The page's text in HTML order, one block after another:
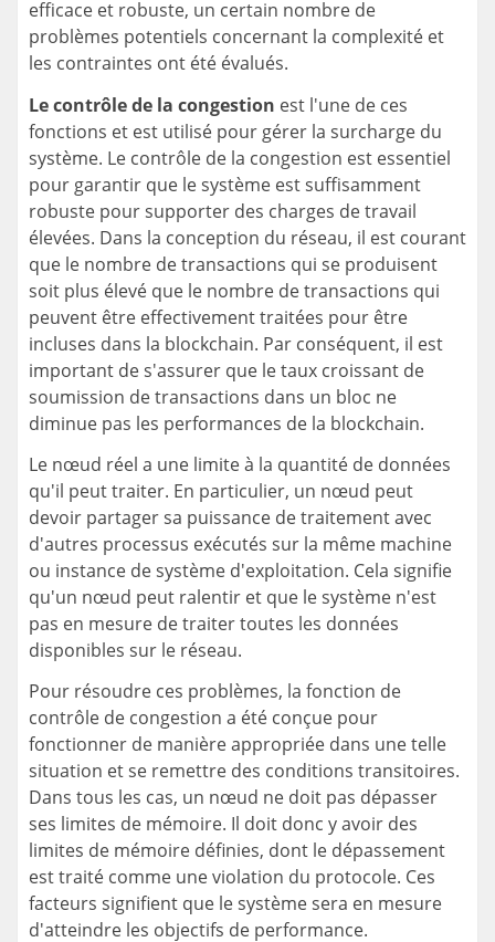
efficace et robuste, un certain nombre de
problèmes potentiels concernant la complexité et
les contraintes ont été évalués.
Le contrôle de la congestion est l'une de ces
fonctions et est utilisé pour gérer la surcharge du
système. Le contrôle de la congestion est essentiel
pour garantir que le système est suffisamment
robuste pour supporter des charges de travail
élevées. Dans la conception du réseau, il est courant
que le nombre de transactions qui se produisent
soit plus élevé que le nombre de transactions qui
peuvent être effectivement traitées pour être
incluses dans la blockchain. Par conséquent, il est
important de s'assurer que le taux croissant de
soumission de transactions dans un bloc ne
diminue pas les performances de la blockchain.
Le nœud réel a une limite à la quantité de données
qu'il peut traiter. En particulier, un nœud peut
devoir partager sa puissance de traitement avec
d'autres processus exécutés sur la même machine
ou instance de système d'exploitation. Cela signifie
qu'un nœud peut ralentir et que le système n'est
pas en mesure de traiter toutes les données
disponibles sur le réseau.
Pour résoudre ces problèmes, la fonction de
contrôle de congestion a été conçue pour
fonctionner de manière appropriée dans une telle
situation et se remettre des conditions transitoires.
Dans tous les cas, un nœud ne doit pas dépasser
ses limites de mémoire. Il doit donc y avoir des
limites de mémoire définies, dont le dépassement
est traité comme une violation du protocole. Ces
facteurs signifient que le système sera en mesure
d'atteindre les objectifs de performance.